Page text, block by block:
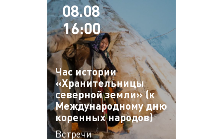
08.08
16:00
Час истории
«Хранительницы
северной земли» (к
Международному дню
коренных народов)
Встречи